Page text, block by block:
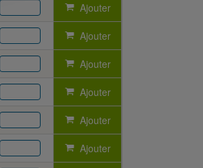
Ajouter
Ajouter
Ajouter
Ajouter
Ajouter
Ajouter